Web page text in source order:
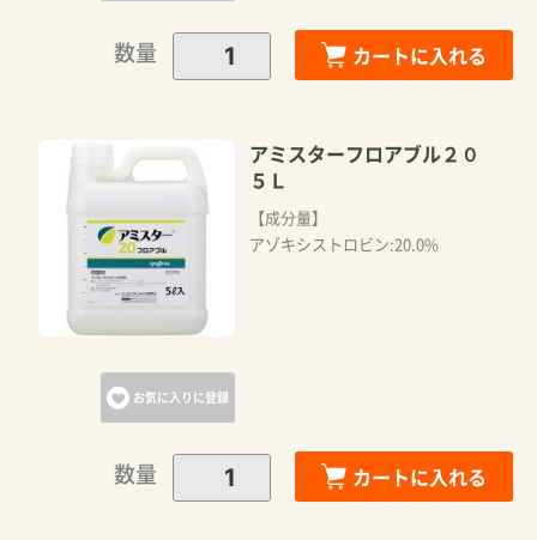
数量 カートに入れる
お気に入りに登録
アミスターフロアブル２０
５Ｌ
【成分量】
アゾキシストロビン:20.0%
数量 カートに入れる